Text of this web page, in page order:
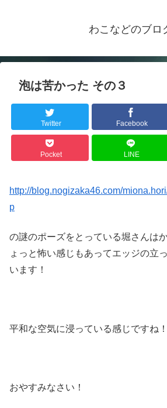
わこなどのブロ
泡は苦かった その３
Twitter Facebook
Pocket LINE
http://blog.nogizaka46.com/
p
の謎のポーズをとっている堀さんは
ょっと怖い感じもあってエッジの立
います！
平和な空気に浸っている感じですね！
おやすみなさい！